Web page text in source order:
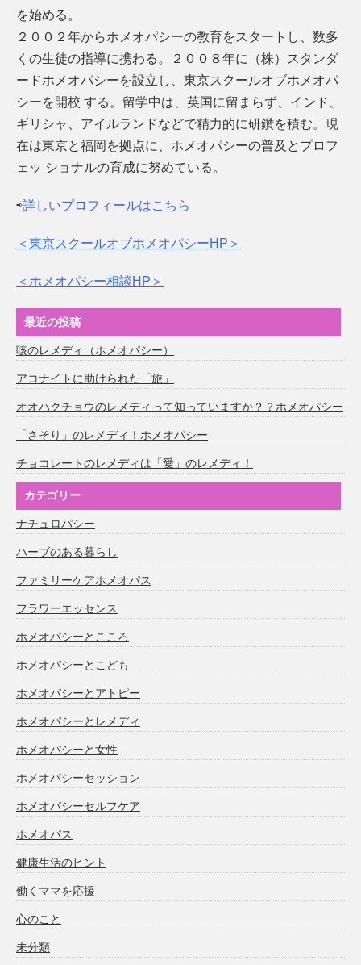
を始める。
２００２年からホメオパシーの教育をスタートし、数多
くの生徒の指導に携わる。２００８年に（株）スタンダ
ードホメオパシーを設立し、東京スクールオブホメオパ
シーを開校 する。留学中は、英国に留まらず、インド、
ギリシャ、アイルランドなどで精力的に研鑽を積む。現
在は東京と福岡を拠点に、ホメオパシーの普及とプロフ
ェッ ショナルの育成に努めている。
⇨詳しいプロフィールはこちら
＜東京スクールオブホメオパシーHP＞
＜ホメオパシー相談HP＞
最近の投稿
咳のレメディ（ホメオパシー）
アコナイトに助けられた「旅」
オオハクチョウのレメディって知っていますか？？ホメオパシー
「さそり」のレメディ！ホメオパシー
チョコレートのレメディは「愛」のレメディ！
カテゴリー
ナチュロパシー
ハーブのある暮らし
ファミリーケアホメオパス
フラワーエッセンス
ホメオパシーとこころ
ホメオパシーとこども
ホメオパシーとアトピー
ホメオパシーとレメディ
ホメオパシーと女性
ホメオパシーセッション
ホメオパシーセルフケア
ホメオパス
健康生活のヒント
働くママを応援
心のこと
未分類